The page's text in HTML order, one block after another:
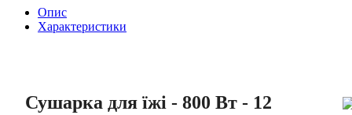
Опис
Характеристики
Сушарка для їжі - 800 Вт - 12